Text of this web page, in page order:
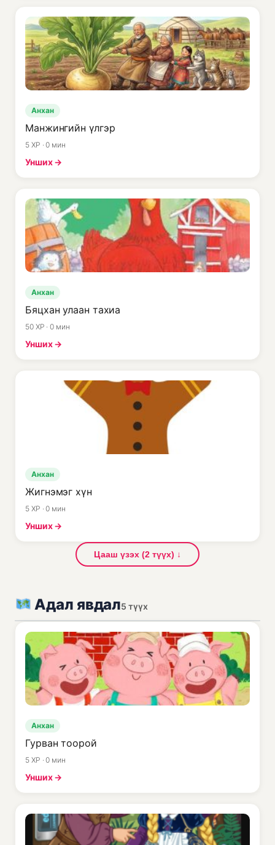
Анхан
Манжингийн үлгэр
5 XP · 0 мин
Унших →
Анхан
Бяцхан улаан тахиа
50 XP · 0 мин
Унших →
Анхан
Жигнэмэг хүн
5 XP · 0 мин
Унших →
Цааш үзэх (2 түүх) ↓
Адал явдал5 түүх
Анхан
Гурван тоорой
5 XP · 0 мин
Унших →